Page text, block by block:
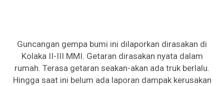
Guncangan gempa bumi ini dilaporkan dirasakan di
Kolaka II-III MMI. Getaran dirasakan nyata dalam
rumah. Terasa getaran seakan-akan ada truk berlalu.
Hingga saat ini belum ada laporan dampak kerusakan